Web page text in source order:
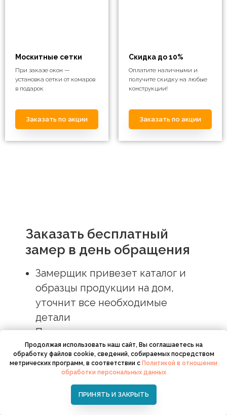
Москитные сетки
При заказе окон —
установка сетки от комаров
в подарок
Заказать по акции
Скидка до 10%
Оплатите наличными и
получите скидку на любые
конструкции!
Заказать по акции
Заказать бесплатный
замер в день обращения
Замерщик привезет каталог и
образцы продукции на дом,
уточнит все необходимые
детали
Проконсультирует и рассчитает
стоимость в трёх вариантах
Продолжая использовать наш сайт, Вы соглашаетесь на
обработку файлов cookie, сведений, собираемых посредством
метрических программ, в соответствии с Политикой в отношении
обработки персональных данных
ПРИНЯТЬ И ЗАКРЫТЬ